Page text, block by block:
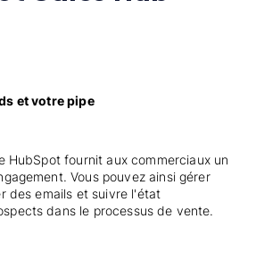
et votre pipe
HubSpotfournit aux commerciaux un
Vous pouvez ainsi gérer
des emails et suivre l'état
dans le processus de vente.